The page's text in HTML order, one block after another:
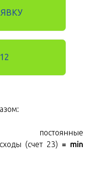
(счет 23) = min